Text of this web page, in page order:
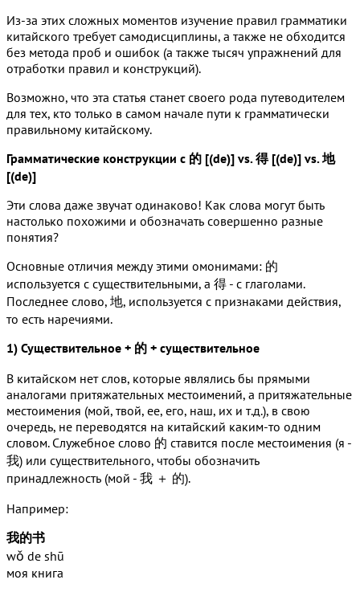
Из-за этих сложных моментов изучение правил грамматики
китайского требует самодисциплины, а также не обходится
без метода проб и ошибок (а также тысяч упражнений для
отработки правил и конструкций).
Возможно, что эта статья станет своего рода путеводителем
для тех, кто только в самом начале пути к грамматически
правильному китайскому.
Грамматические конструкции с 的 [(de)] vs. 得 [(de)] vs. 地
[(de)]
Эти слова даже звучат одинаково! Как слова могут быть
настолько похожими и обозначать совершенно разные
понятия?
Основные отличия между этими омонимами: 的
используется с существительными, а 得 - с глаголами.
Последнее слово, 地, используется с признаками действия,
то есть наречиями.
1) Существительное + 的 + существительное
В китайском нет слов, которые являлись бы прямыми
аналогами притяжательных местоимений, а притяжательные
местоимения (мой, твой, ее, его, наш, их и т.д.), в свою
очередь, не переводятся на китайский каким-то одним
словом. Служебное слово 的 ставится после местоимения (я -
我) или существительного, чтобы обозначить
принадлежность (мой - 我 ＋ 的).
Например:
我的书
wǒ de shū
моя книга